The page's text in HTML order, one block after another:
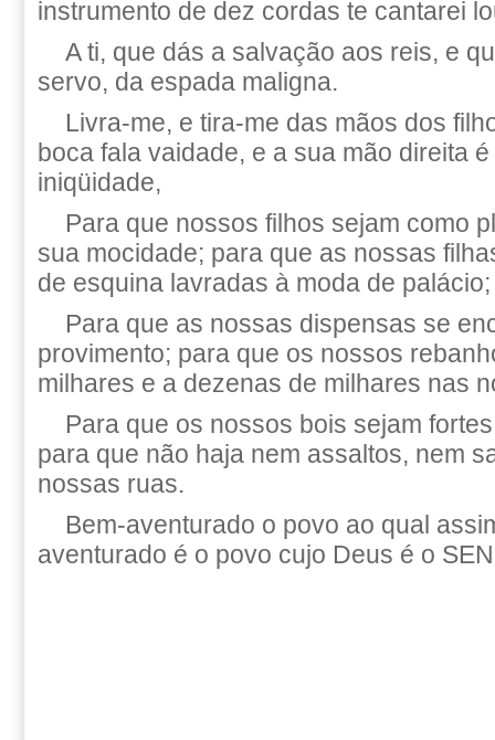
instrumento de dez cordas te cantarei
A ti, que dás a salvação aos reis, e
servo, da espada maligna.
Livra-me, e tira-me das mãos dos
boca fala vaidade, e a sua mão direita
iniqüidade,
Para que nossos filhos sejam como
sua mocidade; para que as nossas
de esquina lavradas à moda de palácio;
Para que as nossas dispensas se
provimento; para que os nossos
milhares e a dezenas de milhares nas
Para que os nossos bois sejam
para que não haja nem assaltos, nem
nossas ruas.
Bem-aventurado o povo ao qual
aventurado é o povo cujo Deus é o